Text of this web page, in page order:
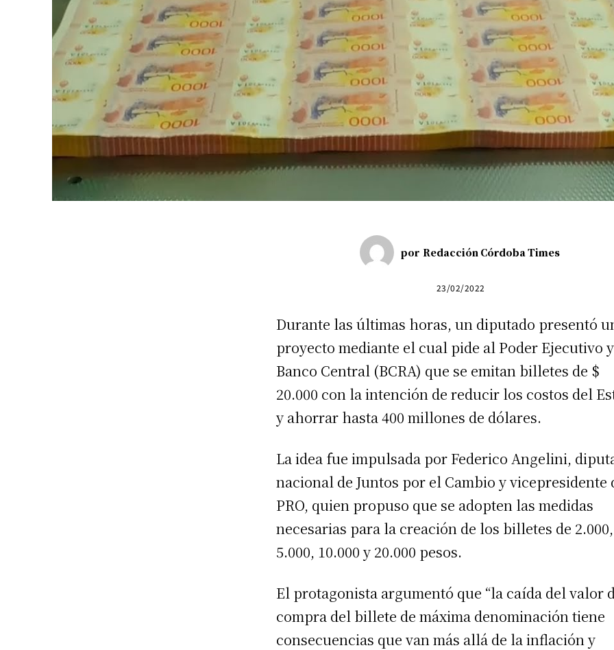
por Redacción Córdoba Times
23/02/2022
Durante las últimas horas, un diputado presentó
proyecto mediante el cual pide al Poder Ejecutivo
Banco Central (BCRA) que se emitan billetes de $
20.000 con la intención de reducir los costos del
y ahorrar hasta 400 millones de dólares.
La idea fue impulsada por Federico Angelini,
nacional de Juntos por el Cambio y vicepresidente
PRO, quien propuso que se adopten las medidas
necesarias para la creación de los billetes de 2.000,
5.000, 10.000 y 20.000 pesos.
El protagonista argumentó que “la caída del valor
compra del billete de máxima denominación tiene
consecuencias que van más allá de la inflación y